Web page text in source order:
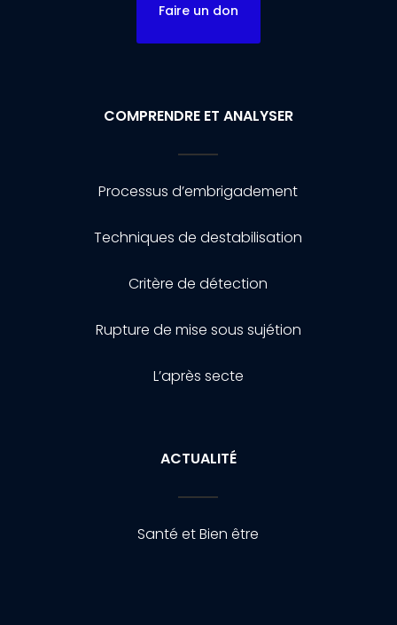
Faire un don
COMPRENDRE ET ANALYSER
Processus d’embrigadement
Techniques de destabilisation
Critère de détection
Rupture de mise sous sujétion
L’après secte
ACTUALITÉ
Santé et Bien être